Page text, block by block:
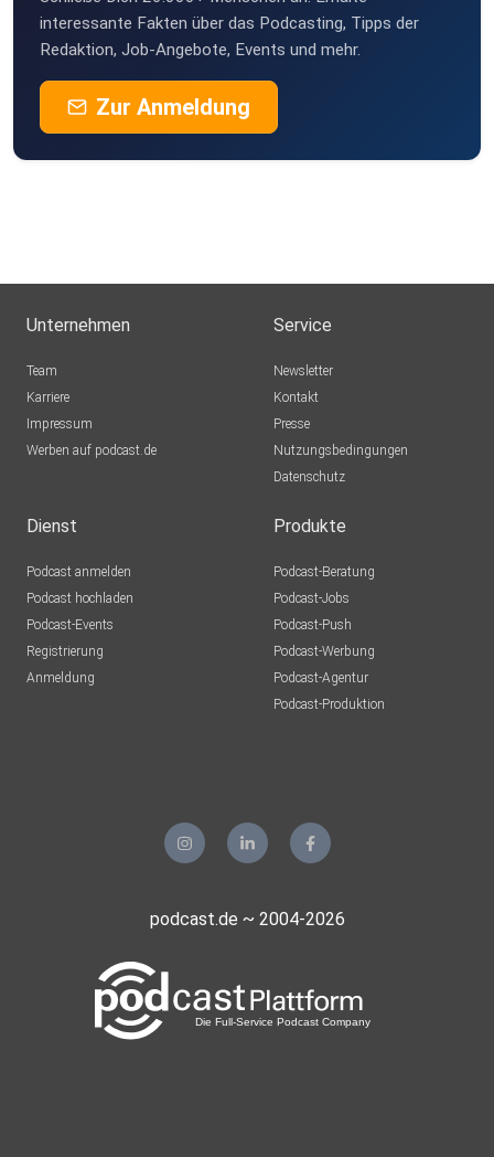
interessante Fakten über das Podcasting, Tipps der
Redaktion, Job-Angebote, Events und mehr.
Zur Anmeldung
Unternehmen
Team
Karriere
Impressum
Werben auf podcast.de
Service
Newsletter
Kontakt
Presse
Nutzungsbedingungen
Datenschutz
Dienst
Podcast anmelden
Podcast hochladen
Podcast-Events
Registrierung
Anmeldung
Produkte
Podcast-Beratung
Podcast-Jobs
Podcast-Push
Podcast-Werbung
Podcast-Agentur
Podcast-Produktion
podcast.de ~ 2004-2026